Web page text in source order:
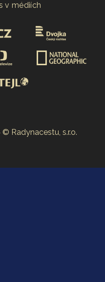
v médiích
Radynacestu, s.r.o.